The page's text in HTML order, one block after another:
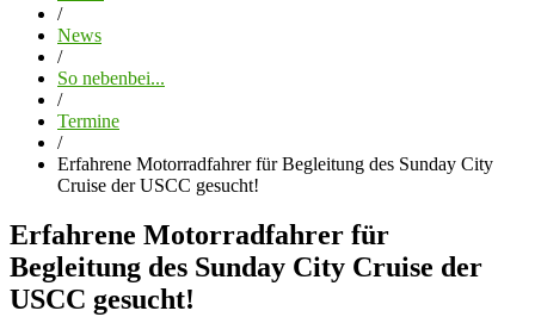
/
News
/
So nebenbei...
/
Termine
/
Erfahrene Motorradfahrer für Begleitung des Sunday City
Cruise der USCC gesucht!
Erfahrene Motorradfahrer für
Begleitung des Sunday City Cruise der
USCC gesucht!